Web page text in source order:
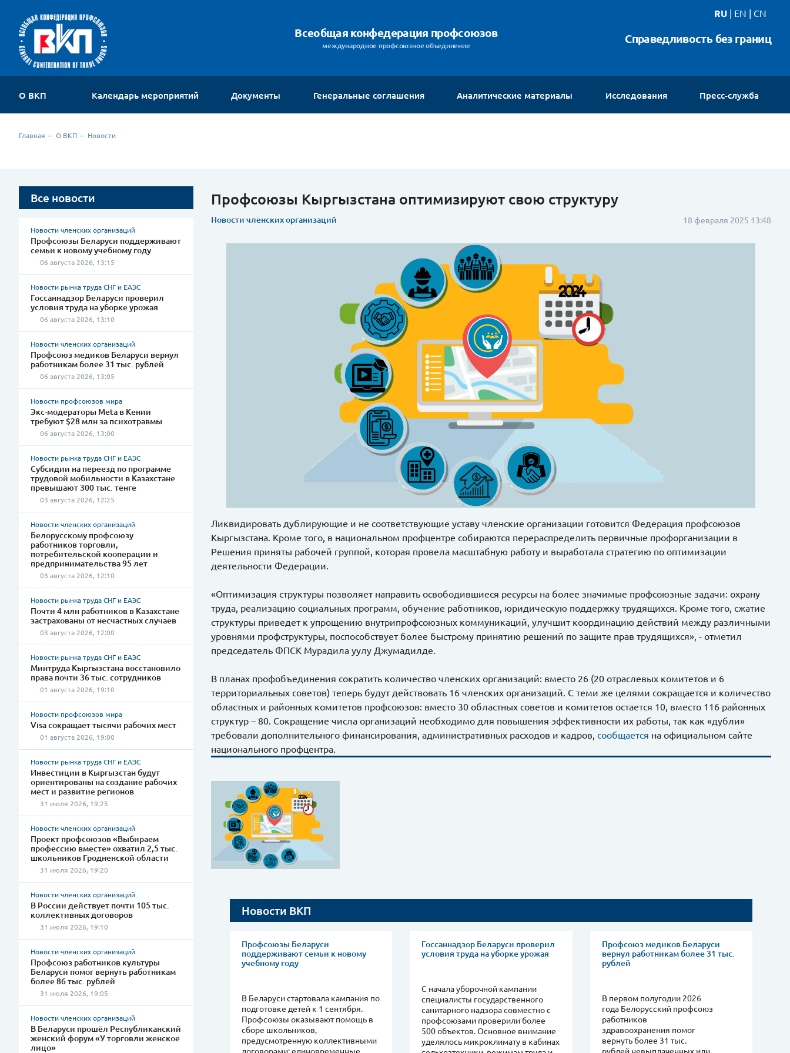
Всеобщая конфедерация профсоюзов
международное профсоюзное объединение Справедливость без границ
RU | EN | CN
О ВКП
Устав
Комиссии ВКП
Молодежный совет
Календарь мероприятий Документы Генеральные соглашения Аналитические материалы Исследования Пресс-служба
Главная О ВКП Новости
Все новости
Новости членских организаций
Профсоюзы Беларуси поддерживают
семьи к новому учебному году
06 августа 2026, 13:15
Новости рынка труда СНГ и ЕАЭС
Госсаннадзор Беларуси проверил
условия труда на уборке урожая
06 августа 2026, 13:10
Новости членских организаций
Профсоюз медиков Беларуси вернул
работникам более 31 тыс. рублей
06 августа 2026, 13:05
Новости профсоюзов мира
Экс-модераторы Meta в Кении
требуют $28 млн за психотравмы
06 августа 2026, 13:00
Новости рынка труда СНГ и ЕАЭС
Субсидии на переезд по программе
трудовой мобильности в Казахстане
превышают 300 тыс. тенге
03 августа 2026, 12:25
Новости членских организаций
Белорусскому профсоюзу
работников торговли,
потребительской кооперации и
предпринимательства 95 лет
03 августа 2026, 12:10
Новости рынка труда СНГ и ЕАЭС
Почти 4 млн работников в Казахстане
застрахованы от несчастных случаев
03 августа 2026, 12:00
Новости рынка труда СНГ и ЕАЭС
Минтруда Кыргызстана восстановило
права почти 36 тыс. сотрудников
01 августа 2026, 19:10
Новости профсоюзов мира
Visa сокращает тысячи рабочих мест
01 августа 2026, 19:00
Новости рынка труда СНГ и ЕАЭС
Инвестиции в Кыргызстан будут
ориентированы на создание рабочих
мест и развитие регионов
31 июля 2026, 19:25
Новости членских организаций
Проект профсоюзов «Выбираем
профессию вместе» охватил 2,5 тыс.
школьников Гродненской области
31 июля 2026, 19:20
Новости членских организаций
В России действует почти 105 тыс.
коллективных договоров
31 июля 2026, 19:10
Новости членских организаций
Профсоюз работников культуры
Беларуси помог вернуть работникам
более 86 тыс. рублей
31 июля 2026, 19:05
Новости членских организаций
В Беларуси прошёл Республиканский
женский форум «У торговли женское
лицо»
Профсоюзы Кыргызстана оптимизируют свою структуру
Новости членских организаций 18 февраля 2025 13:48
Ликвидировать дублирующие и не соответствующие уставу членские организации готовится Федерация профсоюзов
Кыргызстана. Кроме того, в национальном профцентре собираются перераспределить первичные профорганизации в
Решения приняты рабочей группой, которая провела масштабную работу и выработала стратегию по оптимизации
деятельности Федерации.
«Оптимизация структуры позволяет направить освободившиеся ресурсы на более значимые профсоюзные задачи: охрану
труда, реализацию социальных программ, обучение работников, юридическую поддержку трудящихся. Кроме того, сжатие
структуры приведет к упрощению внутрипрофсоюзных коммуникаций, улучшит координацию действий между различными
уровнями профструктуры, поспособствует более быстрому принятию решений по защите прав трудящихся», - отметил
председатель ФПСК Мурадила уулу Джумадилде.
В планах профобъединения сократить количество членских организаций: вместо 26 (20 отраслевых комитетов и 6
территориальных советов) теперь будут действовать 16 членских организаций. С теми же целями сокращается и количество
областных и районных комитетов профсоюзов: вместо 30 областных советов и комитетов остается 10, вместо 116 районных
структур – 80. Сокращение числа организаций необходимо для повышения эффективности их работы, так как «дубли»
требовали дополнительного финансирования, административных расходов и кадров, сообщается на официальном сайте
национального профцентра.
Новости ВКП
Профсоюзы Беларуси
поддерживают семьи к новому
учебному году
В Беларуси стартовала кампания по
подготовке детей к 1 сентября.
Профсоюзы оказывают помощь в
сборе школьников,
предусмотренную коллективными
договорами: единовременные
Госсаннадзор Беларуси проверил
условия труда на уборке урожая
С начала уборочной кампании
специалисты государственного
санитарного надзора совместно с
профсоюзами проверили более
500 объектов. Основное внимание
уделялось микроклимату в кабинах
Профсоюз медиков Беларуси
вернул работникам более 31 тыс.
рублей
В первом полугодии 2026
года Белорусский профсоюз
работников
здравоохранения помог
вернуть более 31 тыс.
рублей невыплаченных или